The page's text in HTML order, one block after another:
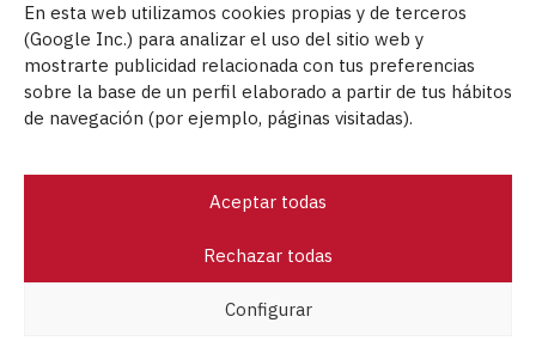
En esta web utilizamos cookies propias y de terceros
(Google Inc.) para analizar el uso del sitio web y
mostrarte publicidad relacionada con tus preferencias
sobre la base de un perfil elaborado a partir de tus hábitos
de navegación (por ejemplo, páginas visitadas).
Aceptar todas
Rechazar todas
Configurar
Technical Department
Aids
Steel for bricks © 2026
Privacy policy Cookies policy
Commercial documentation